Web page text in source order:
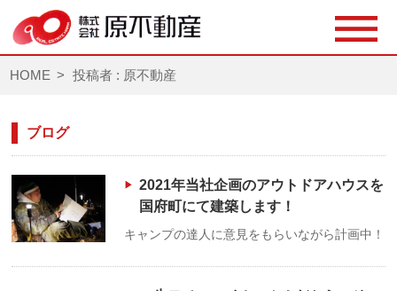
HOME 投稿者 : 原不動産
ブログ
2021年当社企画のアウトドアハウスを
国府町にて建築します！
キャンプの達人に意見をもらいながら計画中！